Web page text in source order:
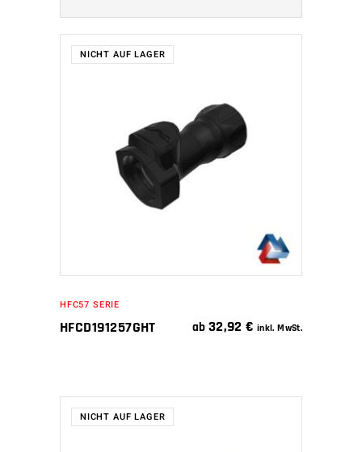
NICHT AUF LAGER
WEITERLESEN
HFC57 SERIE
HFCD191257GHT ab 32,92€ inkl. MwSt.
NICHT AUF LAGER